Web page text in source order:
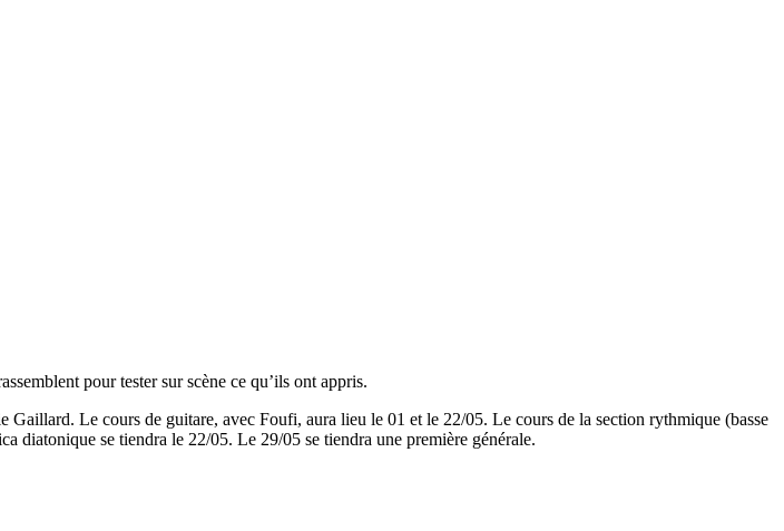
pour tester sur scène ce qu’ils ont appris.
Le cours de guitare, avec Foufi, aura lieu le 01 et le 22/05. Le cours de la section rythmique (basse
diatonique se tiendra le 22/05. Le 29/05 se tiendra une première générale.